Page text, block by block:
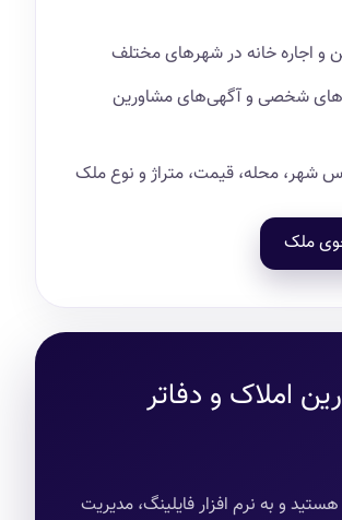
و اجاره خانه در شهرهای مختلف
شخصی و آگهی‌های مشاورین
شهر، محله، قیمت، متراژ و نوع ملک
ملک
املاک و دفاتر
و به نرم افزار فایلینگ، مدیریت